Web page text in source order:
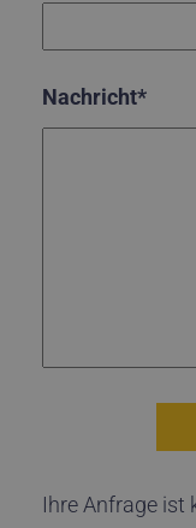
Nachricht*
Ihre Anfrage ist